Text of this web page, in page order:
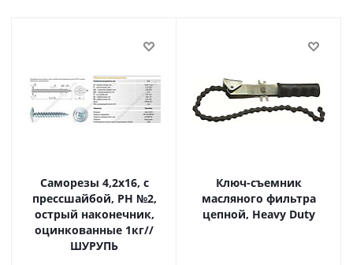
Саморезы 4,2х16, с
прессшайбой, PH №2,
острый наконечник,
оцинкованные 1кг//
ШУРУПЬ
Ключ-съемник
масляного фильтра
цепной, Heavy Duty